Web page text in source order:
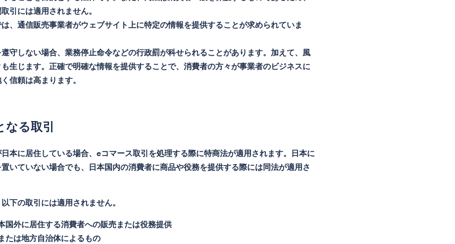
引には適用されません。
、通信販売事業者がウェブサイト上に特定の情報を提供することが求められていま
守しない場合、業務停止命令などの行政罰が科せられることがあります。加えて、風
生じます。正確で明確な情報を提供することで、消費者の方々が事業者のビジネスに
信頼は高まります。
なる取引
本に居住している場合、eコマース取引を処理する際に特商法が適用されます。日本に
いていない場合でも、日本国内の消費者に商品や役務を提供する際には同法が適用さ
下の取引には適用されません。
国外に居住する消費者への販売または役務提供
たは地方自治体によるもの